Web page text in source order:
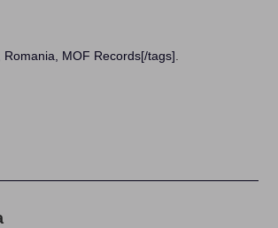
Romania, MOF Records[/tags]